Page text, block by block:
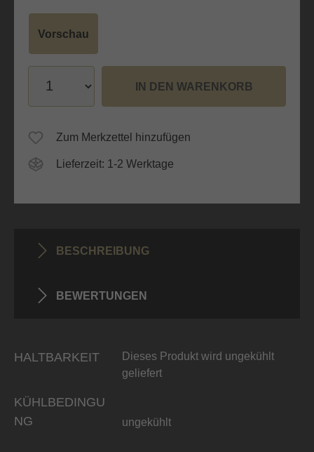
Vorschau
IN DEN WARENKORB
Zum Merkzettel hinzufügen
Lieferzeit: 1-2 Werktage
BESCHREIBUNG
BEWERTUNGEN
HALTBARKEIT
Dieses Produkt wird ungekühlt
geliefert
KÜHLBEDINGU
NG
ungekühlt